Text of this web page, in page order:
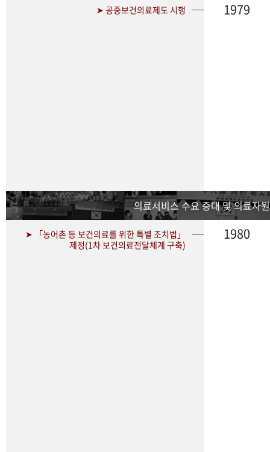
➤ 공중보건의료제도 시행 1979
의료서비스 수요 증대 및 의료자
➤ 「농어촌 등 보건의료를 위한 특별 조치법」
제정(1차 보건의료전달체계 구축)
1980